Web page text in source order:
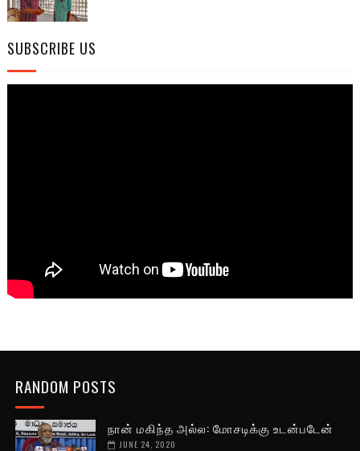
SUBSCRIBE US
RANDOM POSTS
நான் மகிந்த அல்ல: மோசடிக்கு உடன்படேன்
JUNE 24, 2020